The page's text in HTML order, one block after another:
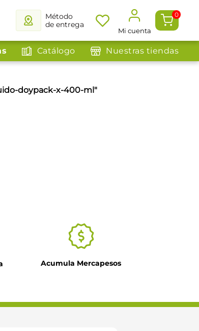
Método
de entrega
Mi cuenta
0
Catálogo Nuestras tiendas
doypack-x-400-ml"
Acumula Mercapesos